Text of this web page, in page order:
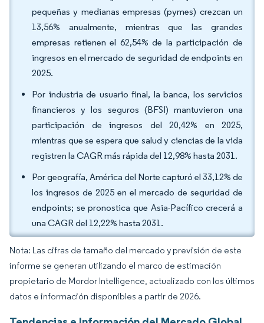
pequeñas y medianas empresas (pymes) crezcan un
13,56% anualmente, mientras que las grandes
empresas retienen el 62,54% de la participación de
ingresos en el mercado de seguridad de endpoints en
2025.
Por industria de usuario final, la banca, los servicios
financieros y los seguros (BFSI) mantuvieron una
participación de ingresos del 20,42% en 2025,
mientras que se espera que salud y ciencias de la vida
registren la CAGR más rápida del 12,98% hasta 2031.
Por geografía, América del Norte capturó el 33,12% de
los ingresos de 2025 en el mercado de seguridad de
endpoints; se pronostica que Asia-Pacífico crecerá a
una CAGR del 12,22% hasta 2031.
Nota: Las cifras de tamaño del mercado y previsión de este
informe se generan utilizando el marco de estimación
propietario de Mordor Intelligence, actualizado con los últimos
datos e información disponibles a partir de 2026.